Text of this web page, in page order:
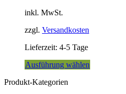
inkl. MwSt.
zzgl. Versandkosten
Lieferzeit: 4-5 Tage
Ausführung wählen
Produkt-Kategorien